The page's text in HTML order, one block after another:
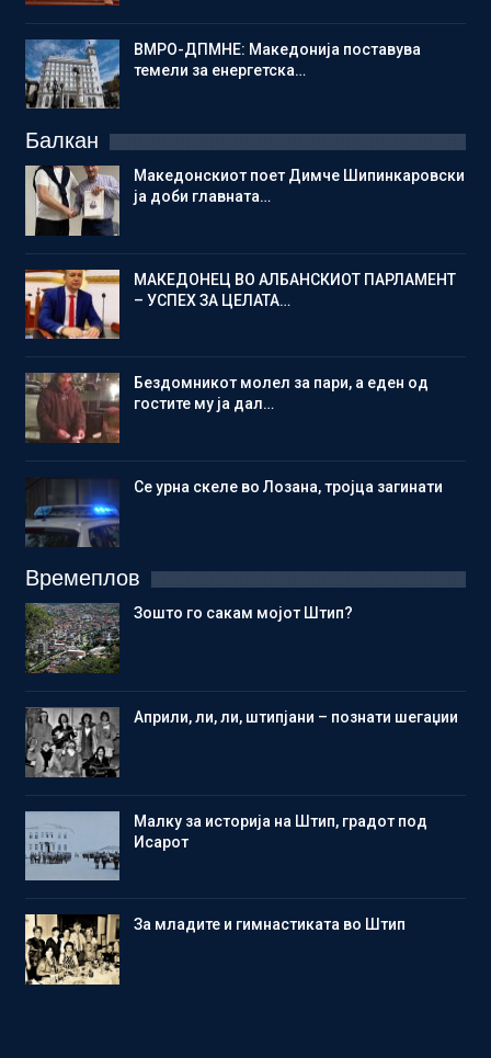
ВМРО-ДПМНЕ: Македонија поставува
темели за енергетска…
Балкан
Македонскиот поет Димче Шипинкаровски
ја доби главната…
МАКЕДОНЕЦ ВО АЛБАНСКИОТ ПАРЛАМЕНТ
– УСПЕХ ЗА ЦЕЛАТА…
Бездомникот молел за пари, а еден од
гостите му ја дал…
Се урна скеле во Лозана, тројца загинати
Времеплов
Зошто го сакам мојот Штип?
Aприли, ли, ли, штипјани – познати шегаџии
Малку за историја на Штип, градот под
Исарот
Зa младите и гимнастиката во Штип